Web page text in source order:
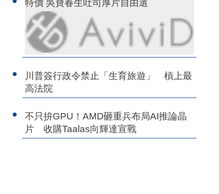
特價 吳寶春生吐司厚片自由選
川普簽行政令禁止「生育旅遊」 槓上最
高法院
不只拚GPU！AMD砸重兵布局AI推論晶
片 收購Taalas向輝達宣戰